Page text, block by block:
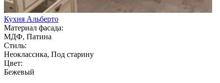
Кухня Альберто
Материал фасада:
МДФ, Патина
Стиль:
Неоклассика, Под старину
Цвет:
Бежевый